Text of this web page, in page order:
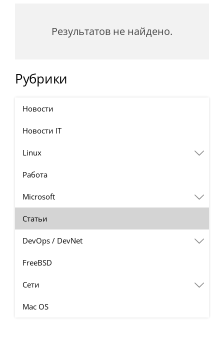
Результатов не найдено.
Рубрики
Новости
Новости IT
Linux
Работа
Microsoft
Статьи
DevOps / DevNet
FreeBSD
Сети
Mac OS